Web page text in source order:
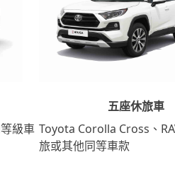
級車
五座休旅車
Toyota Corolla Cross、
旅或其他同等車款